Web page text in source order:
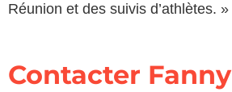
Réunion et des suivis d’athlètes. »
Contacter Fanny